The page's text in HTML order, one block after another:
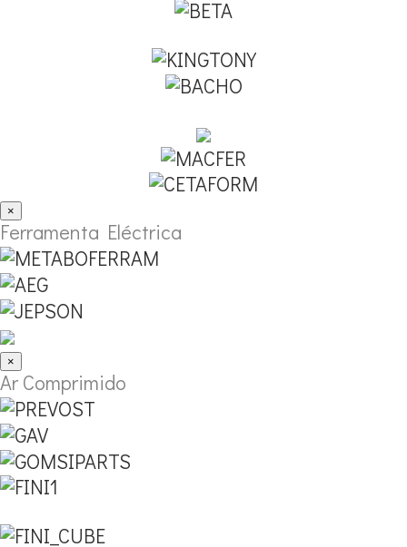
×
Ferramenta Eléctrica
×
Ar Comprimido